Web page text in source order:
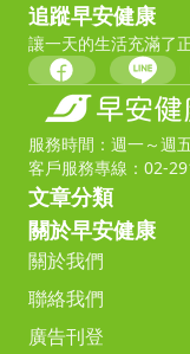
追蹤早安健康
讓一天的生活充滿了
服務時間：週一～週
客戶服務專線：02-
文章分類
關於早安健康
關於我們
聯絡我們
廣告刊登